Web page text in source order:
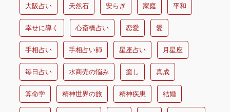
大阪占い 天然石 安らぎ 家庭 平和
幸せに導く 心斎橋占い 恋愛 愛
手相占い 手相占い師 星座占い 月星座
毎日占い 水商売の悩み 癒し 真成
算命学 精神世界の旅 精神疾患 結婚